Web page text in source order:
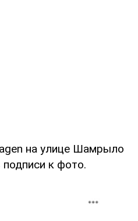
на улице Шамрыло
к фото.